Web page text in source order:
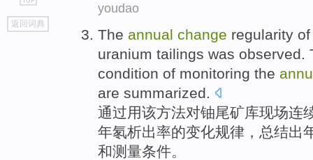
go
top
返回词典
youdao
The annual change regularity of
uranium tailings was observed
condition of monitoring the
are summarized.
通过用该方法对铀尾矿库现场连
年氡析出率的变化规律 ，总结出
和测量条件。